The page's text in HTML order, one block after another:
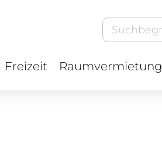
Freizeit Raumvermietung